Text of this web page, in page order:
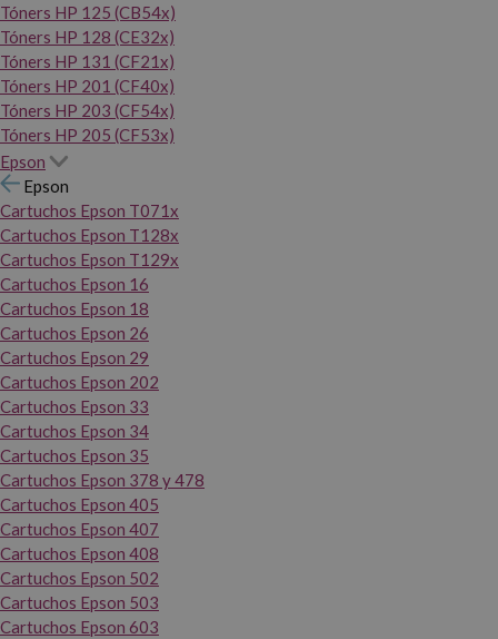
Tóners HP 125 (CB54x)
Tóners HP 128 (CE32x)
Tóners HP 131 (CF21x)
Tóners HP 201 (CF40x)
Tóners HP 203 (CF54x)
Tóners HP 205 (CF53x)
Epson
Epson
Cartuchos Epson T071x
Cartuchos Epson T128x
Cartuchos Epson T129x
Cartuchos Epson 16
Cartuchos Epson 18
Cartuchos Epson 26
Cartuchos Epson 29
Cartuchos Epson 202
Cartuchos Epson 33
Cartuchos Epson 34
Cartuchos Epson 35
Cartuchos Epson 378 y 478
Cartuchos Epson 405
Cartuchos Epson 407
Cartuchos Epson 408
Cartuchos Epson 502
Cartuchos Epson 503
Cartuchos Epson 603